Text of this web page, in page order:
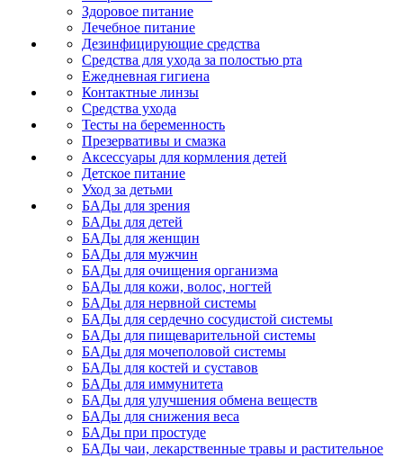
Здоровое питание
Лечебное питание
Дезинфицирующие средства
Средства для ухода за полостью рта
Ежедневная гигиена
Контактные линзы
Средства ухода
Тесты на беременность
Презервативы и смазка
Аксессуары для кормления детей
Детское питание
Уход за детьми
БАДы для зрения
БАДы для детей
БАДы для женщин
БАДы для мужчин
БАДы для очищения организма
БАДы для кожи, волос, ногтей
БАДы для нервной системы
БАДы для сердечно сосудистой системы
БАДы для пищеварительной системы
БАДы для мочеполовой системы
БАДы для костей и суставов
БАДы для иммунитета
БАДы для улучшения обмена веществ
БАДы для снижения веса
БАДы при простуде
БАДы чаи, лекарственные травы и растительное